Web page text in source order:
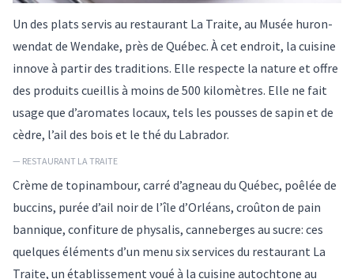
Un des plats servis au restaurant La Traite, au Musée huron-
wendat de Wendake, près de Québec. À cet endroit, la cuisine
innove à partir des traditions. Elle respecte la nature et offre
des produits cueillis à moins de 500 kilomètres. Elle ne fait
usage que d’aromates locaux, tels les pousses de sapin et de
cèdre, l’ail des bois et le thé du Labrador.
— RESTAURANT LA TRAITE
Crème de topinambour, carré d’agneau du Québec, poêlée de
buccins, purée d’ail noir de l’île d’Orléans, croûton de pain
bannique, confiture de physalis, canneberges au sucre: ces
quelques éléments d’un menu six services du restaurant La
Traite, un établissement voué à la cuisine autochtone au